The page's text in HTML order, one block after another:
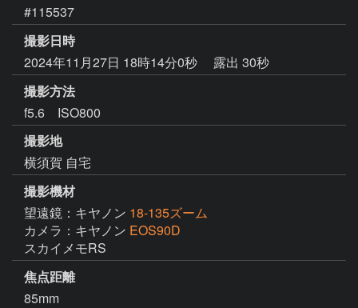
#115537
撮影日時
2024年11月27日 18時14分0秒
露出 30秒
撮影方法
f5.6 ISO800
撮影地
横須賀 自宅
撮影機材
望遠鏡：キヤノン 18-135ズーム
カメラ：キヤノン EOS90D
スカイメモRS
焦点距離
85mm